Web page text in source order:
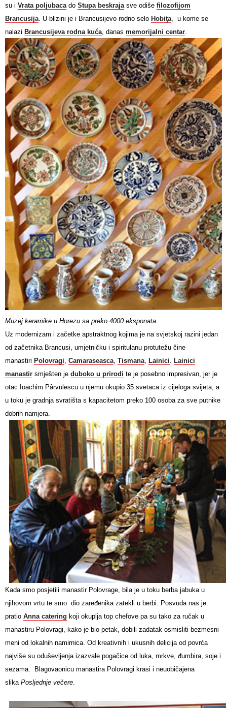
su i Vrata poljubacado Stupa beskrajasve odiše filozofijom
Brancusija. U blizini je i Brancusijevo rodno selo Hobiţa, u kome se
nalazi Brancusijeva rodna kuća, danas memorijalni centar.
Muzej keramike u Horezu sa preko 4000 eksponata
Uz modernizam i začetke apstraktnog kojima je na svjetskoj razini jedan
od začetnika Brancusi, umjetničku i spiritulanu protutežu čine
manastiri Polovragi Camaraseasca Tismana Lainici
Lainici
manastir smješten je duboko u prirodi te je posebno impresivan, jer je
otac Ioachim Pârvulescu u njemu okupio 35 svetaca iz cijeloga svijeta, a
u toku je gradnja svratišta s kapacitetom preko 100 osoba za sve putnike
dobrih namjera.
Kada smo posjetili manastir Polovrage, bila je u toku berba jabuka u
njihovom vrtu te smo dio zaređenika zatekli u berbi. Posvuda nas je
pratio Anna catering koji okuplja top chefove pa su tako za ručak u
manastiru Polovragi, kako je bio petak, dobili zadatak osmisliti bezmesni
meni od lokalnih namirnica. Od kreativnih i ukusnih delicija od povrća
najviše su oduševljenja izazvale pogačice od luka, mrkve, đumbira, soje i
sezama. Blagovaonicu manastira Polovragi krasi i neuobičajena
slika Posljednje večere.